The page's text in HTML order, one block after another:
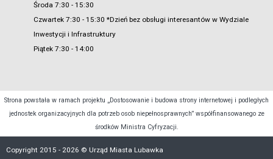
Środa 7:30 - 15:30
Czwartek 7:30 - 15:30 *Dzień bez obsługi interesantów w Wydziale
Inwestycji i Infrastruktury
Piątek 7:30 - 14:00
Strona powstała w ramach projektu „Dostosowanie i budowa strony internetowej i podległych
jednostek organizacyjnych dla potrzeb osob niepełnosprawnych” współfinansowanego ze
środków Ministra Cyfryzacji.
Copyright 2015 - 2026 © Urząd Miasta Lubawka